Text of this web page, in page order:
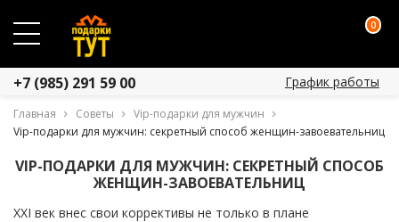
0
+7 (985) 291 59 00 График работы
Главная Советы
Vip-подарки для мужчин
Vip-подарки для мужчин: секретный способ женщин-завоевательниц
VIP-ПОДАРКИ ДЛЯ МУЖЧИН: СЕКРЕТНЫЙ СПОСОБ
ЖЕНЩИН-ЗАВОЕВАТЕЛЬНИЦ
XXI век внес свои коррективы не только в плане